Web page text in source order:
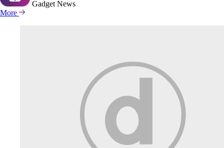
Gadget News
More